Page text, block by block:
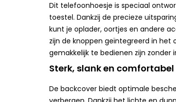
Dit telefoonhoesje is speciaal
toestel. Dankzij de precieze
kunt je oplader, oortjes en andere
zijn de knoppen geïntegreerd in het
gemakkelijk te bedienen zijn
Sterk, slank en
De backcover biedt optimale